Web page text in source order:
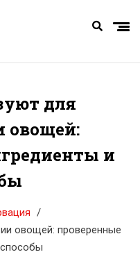
для
овощей:
и
овощей: проверенные